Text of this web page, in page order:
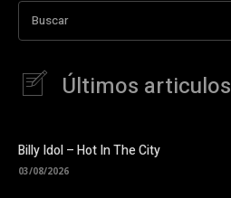
Buscar
Últimos articulos
Billy Idol – Hot In The City
03/08/2026